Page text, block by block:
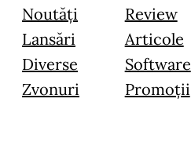
Noutăți
Lansări
Diverse
Zvonuri
Review
Articole
Software
Promoții